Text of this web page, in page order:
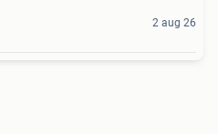
2 aug 26